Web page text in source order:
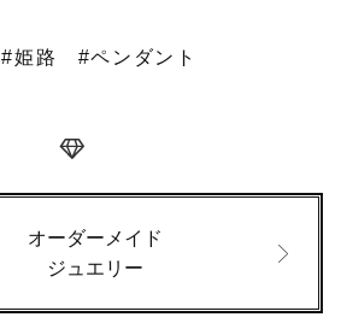
#姫路 #ペンダント
オーダーメイド
ジュエリー